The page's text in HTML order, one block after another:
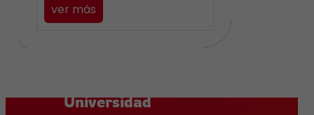
ver más
Universidad